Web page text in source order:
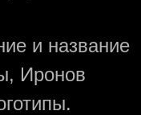
и название
Иронов